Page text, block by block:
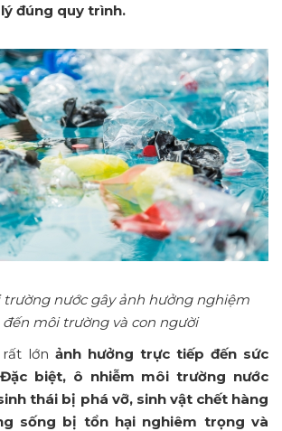
đúng quy trình.
nước gây ảnh hưởng nghiệm
môi trường và con người
lớn ảnh hưởng trực tiếp đến sức
biệt, ô nhiễm môi trường nước
thái bị phá vỡ, sinh vật chết hàng
sống bị tổn hại nghiêm trọng và